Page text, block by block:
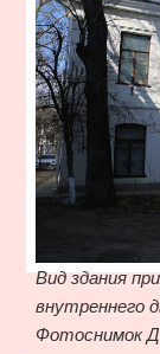
Вид здания
внутреннего
Фотоснимок